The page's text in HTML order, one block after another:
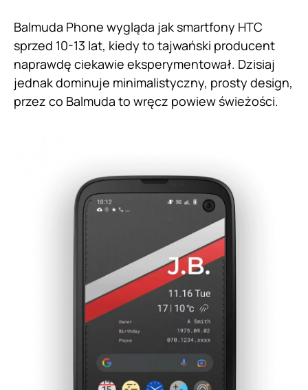
Balmuda Phone wygląda jak smartfony HTC
sprzed 10-13 lat, kiedy to tajwański producent
naprawdę ciekawie eksperymentował. Dzisiaj
jednak dominuje minimalistyczny, prosty design,
przez co Balmuda to wręcz powiew świeżości.